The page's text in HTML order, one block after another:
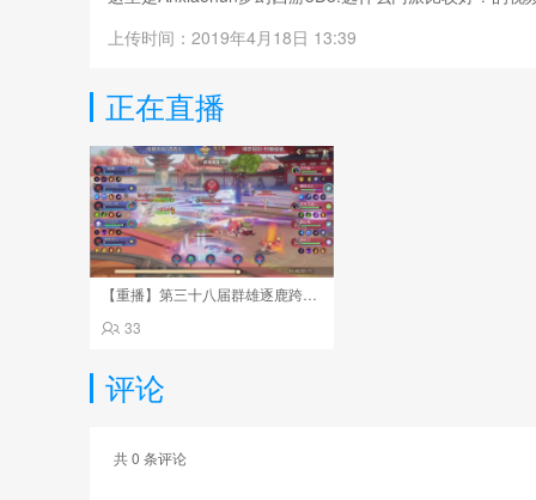
上传时间：2019年4月18日 13:39
正在直播
33
评论
共0 条评论